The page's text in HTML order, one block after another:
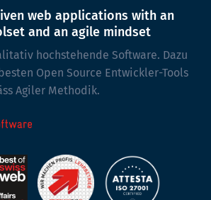
web applications with an
and an agile mindset
hochstehende Software. Dazu
Open Source Entwickler-Tools
Agiler Methodik.